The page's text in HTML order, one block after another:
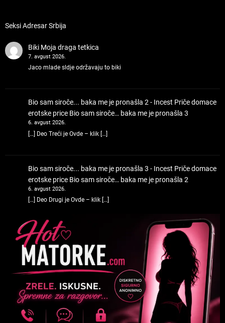
Seksi Adresar Srbija
Biki Moja draga tetkica
7. avgust 2026.
Jaco mlade sldje održavaju to biki
Bio sam siroče... baka me je pronašla 2 - Incest Priče domace
erotske price Bio sam siroče… baka me je pronašla 3
6. avgust 2026.
[…] Deo Treći je Ovde – klik […]
Bio sam siroče... baka me je pronašla 3 - Incest Priče domace
erotske price Bio sam siroče… baka me je pronašla 2
6. avgust 2026.
[…] Deo Drugi je Ovde – klik […]